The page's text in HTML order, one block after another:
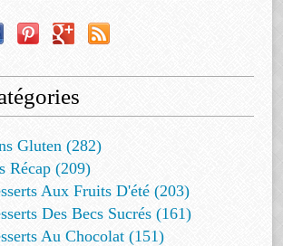
Gluten (282)
Récap (209)
Aux Fruits D'été (203)
Des Becs Sucrés (161)
Au Chocolat (151)